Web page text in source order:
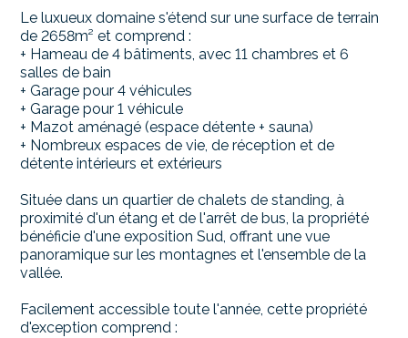
Le luxueux domaine s'étend sur une surface de terrain
de 2658m² et comprend :
+ Hameau de 4 bâtiments, avec 11 chambres et 6
salles de bain
+ Garage pour 4 véhicules
+ Garage pour 1 véhicule
+ Mazot aménagé (espace détente + sauna)
+ Nombreux espaces de vie, de réception et de
détente intérieurs et extérieurs
Située dans un quartier de chalets de standing, à
proximité d'un étang et de l'arrêt de bus, la propriété
bénéficie d'une exposition Sud, offrant une vue
panoramique sur les montagnes et l'ensemble de la
vallée.
Facilement accessible toute l'année, cette propriété
d'exception comprend :